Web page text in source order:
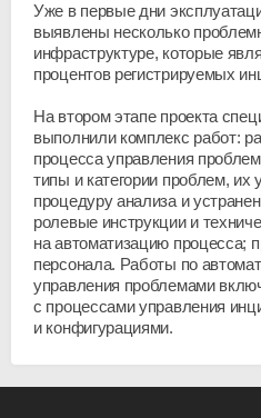
Уже в первые дни
выявлены несколько
инфраструктуре, которые
процентов регистрируемых
На втором этапе проекта
выполнили комплекс работ:
процесса управления
типы и категории проблем, их
процедуру анализа и
ролевые инструкции и
на автоматизацию процесса;
персонала. Работы по
управления проблемами
с процессами управления
и конфигурациями.